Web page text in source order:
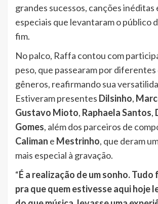
grandes sucessos, canções inéditas
especiais que levantaram o público
fim.
No palco, Raffa contou com
peso, que passearam por diferentes
gêneros, reafirmando sua
Estiveram presentes Dilsinho,
Gustavo Mioto, Raphaela Santos,
Gomes, além dos parceiros de
Caliman e Mestrinho, que deram
mais especial à gravação.
“É a realização de um sonho. Tudo
pra que quem estivesse aqui hoje